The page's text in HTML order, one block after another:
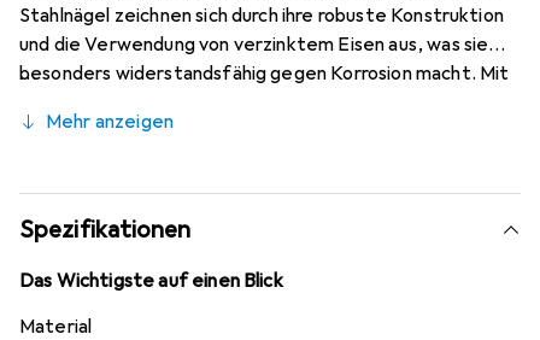
Stahlnägel zeichnen sich durch ihre robuste Konstruktion
und die Verwendung von verzinktem Eisen aus, was sie
besonders widerstandsfähig gegen Korrosion macht. Mit
von 3,1 Millimetern bieten sie eine optimale Stabilität und
eine einfache Handhabung und ein präzises Eintreiben in
verschiedene Materialien. Hergestellt in der Schweiz,
garantieren diese Nägel höchste Qualitätsstandards und
Zuverlässigkeit, die für professionelle und private
Mehr anzeigen
Spezifikationen
Das Wichtigste auf einen Blick
Material